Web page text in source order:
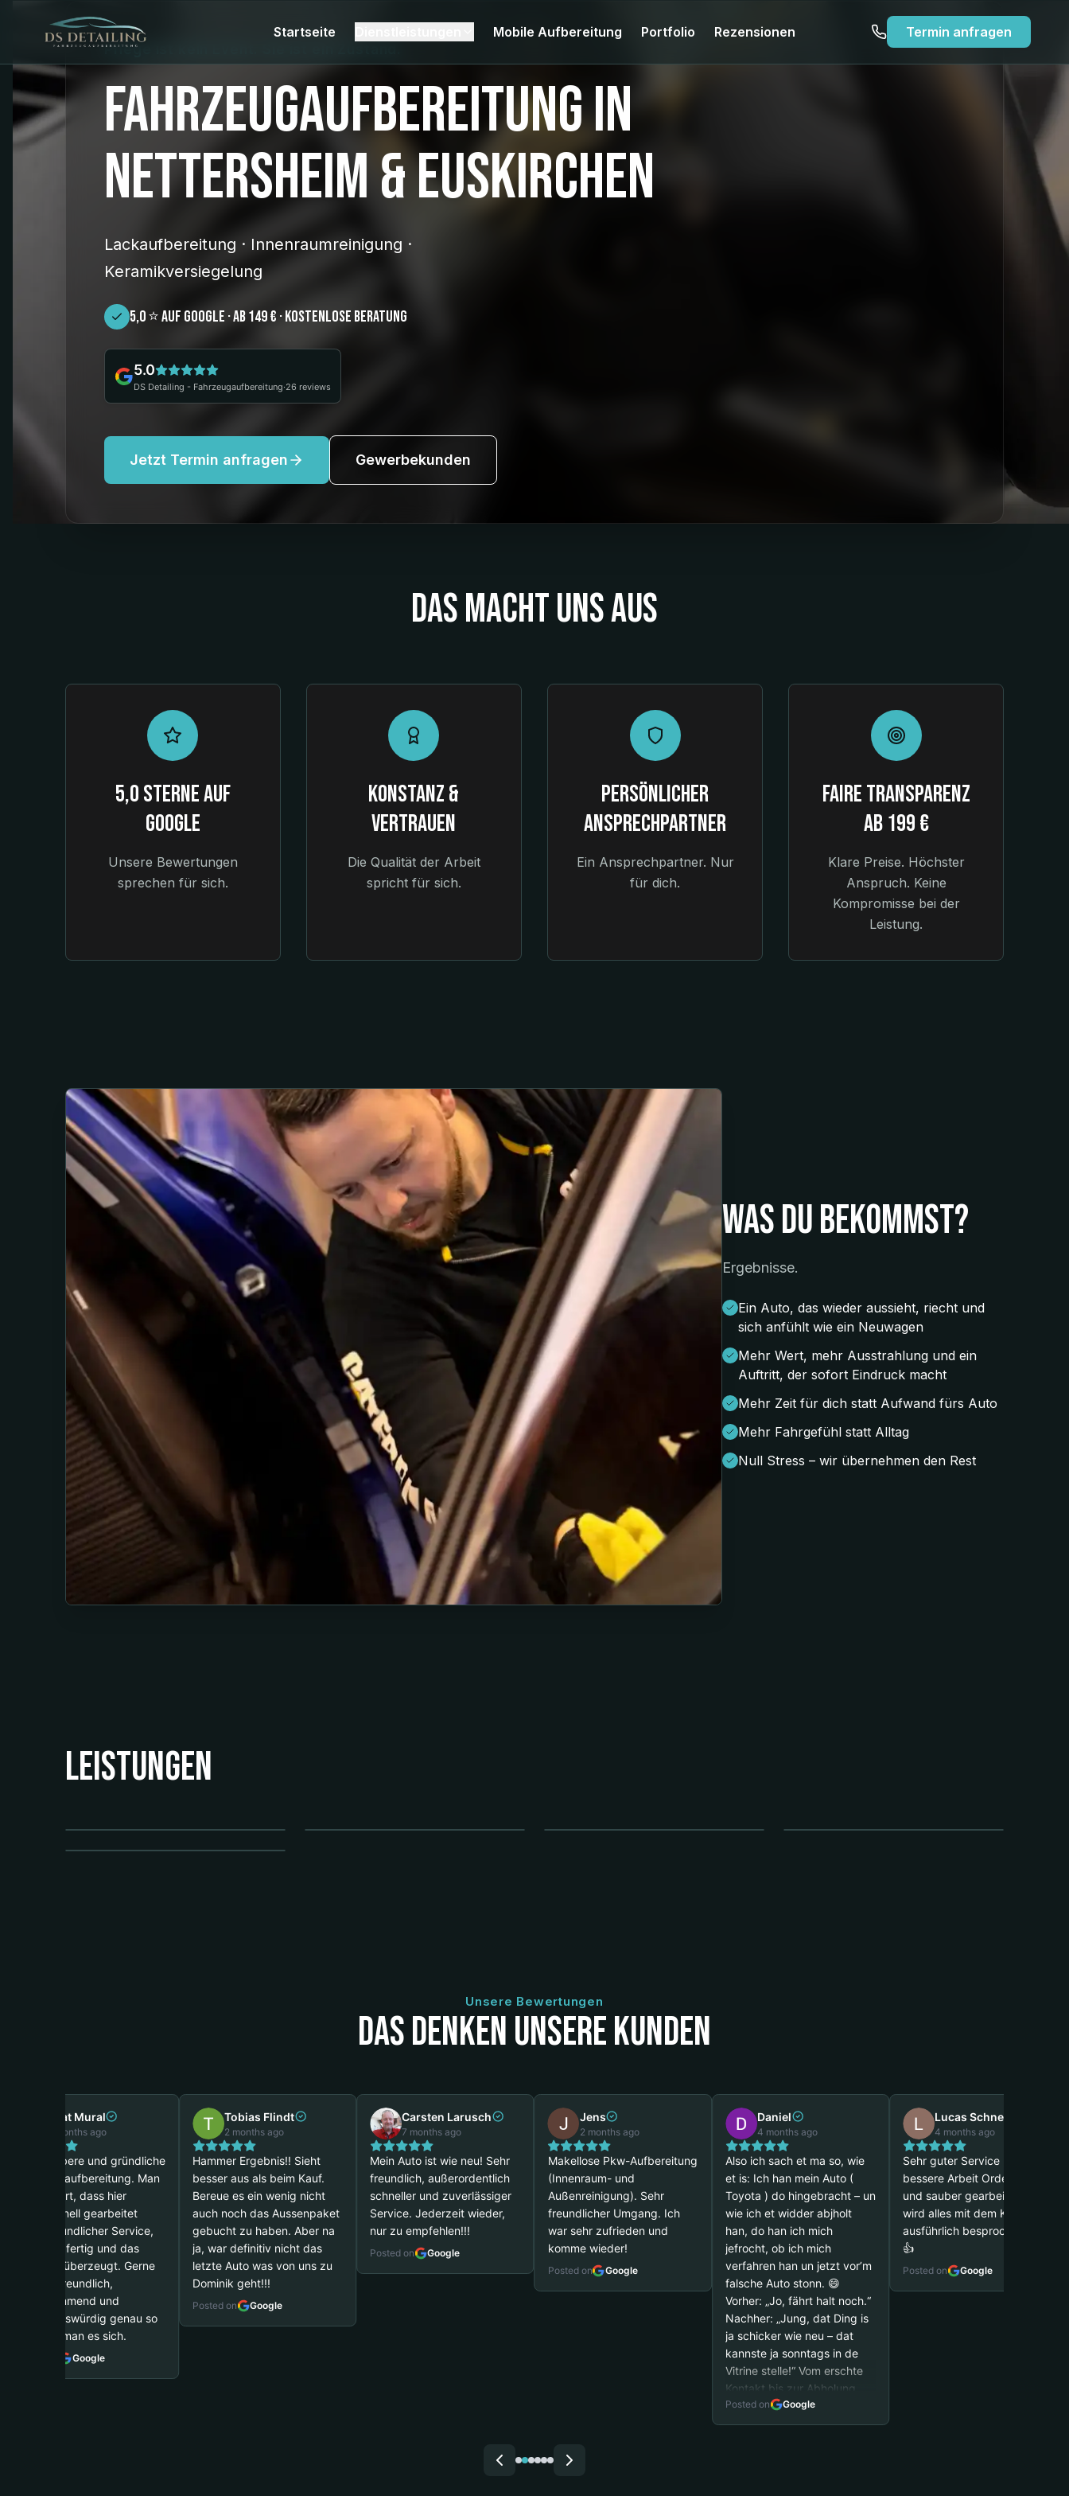
Startseite Mobile Aufbereitung Portfolio Rezensionen
Termin anfragen
Pflege ist kein Event. Sie ist ein Zustand.
Fahrzeugaufbereitung in
Nettersheim & Euskirchen
Lackaufbereitung · Innenraumreinigung ·
Keramikversiegelung
5,0 ⭐ auf Google · ab 149 € · Kostenlose Beratung
5.0
DS Detailing - Fahrzeugaufbereitung·26 reviews
Jetzt Termin anfragen Gewerbekunden
Das macht uns aus
5,0 Sterne auf
Google
Unsere Bewertungen
sprechen für sich.
Konstanz &
Vertrauen
Die Qualität der Arbeit
spricht für sich.
Persönlicher
Ansprechpartner
Ein Ansprechpartner. Nur
für dich.
Faire Transparenz
ab 199 €
Klare Preise. Höchster
Anspruch. Keine
Kompromisse bei der
Leistung.
WAs du bekommst?
Ergebnisse.
Ein Auto, das wieder aussieht, riecht und
sich anfühlt wie ein Neuwagen
Mehr Wert, mehr Ausstrahlung und ein
Auftritt, der sofort Eindruck macht
Mehr Zeit für dich statt Aufwand fürs Auto
Mehr Fahrgefühl statt Alltag
Null Stress – wir übernehmen den Rest
Leistungen
Lackpolitur &
Aufbereitung
Unsere Bewertungen
Das denken unsere Kunden
Firat Mural
7 months ago
Sehr saubere und gründliche
Fahrzeugaufbereitung. Man
sieht sofort, dass hier
professionell gearbeitet
wird. Freundlicher Service,
pünktlich fertig und das
Ergebnis überzeugt. Gerne
wieder. Freundlich,
zuvorkommend und
vertrauenswürdig genau so
wünscht man es sich.
Google
Tobias Flindt
2 months ago
Hammer Ergebnis!! Sieht
besser aus als beim Kauf.
Bereue es ein wenig nicht
auch noch das Aussenpaket
gebucht zu haben. Aber na
ja, war definitiv nicht das
letzte Auto was von uns zu
Dominik geht!!!
Posted on Google
Carsten Larusch
7 months ago
Mein Auto ist wie neu! Sehr
freundlich, außerordentlich
schneller und zuverlässiger
Service. Jederzeit wieder,
nur zu empfehlen!!!
Posted on Google
Jens
2 months ago
Makellose Pkw-Aufbereitung
(Innenraum- und
Außenreinigung). Sehr
freundlicher Umgang. Ich
war sehr zufrieden und
komme wieder!
Posted on Google
Daniel
4 months ago
Also ich sach et ma so, wie
et is: Ich han mein Auto (
Toyota ) do hingebracht – un
wie ich et widder abjholt
han, do han ich mich
jefrocht, ob ich mich
verfahren han un jetzt vor’m
falsche Auto stonn. 😄
Vorher: „Jo, fährt halt noch.“
Nachher: „Jung, dat Ding is
ja schicker wie neu – dat
kannste ja sonntags in de
Vitrine stelle!“ Vom erschte
Kontakt bis zur Abholung
alles tipptopp – freundlich,
zuverlässig, kein
Posted on Google
Lucas Schneider
4 months ago
Sehr guter Service und noch
bessere Arbeit Ordentlich
und sauber gearbeitet, es
wird alles mit dem Kunden
ausführlich besprochen, top
👍
Posted on Google